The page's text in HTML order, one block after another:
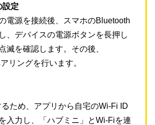
定
電源を接続後、スマホのBluetooth
、デバイスの電源ボタンを長押し
滅を確認します。その後、
リングを行います。
ため、アプリから自宅のWi-Fi ID
入力し、「ハブミニ」とWi-Fiを連